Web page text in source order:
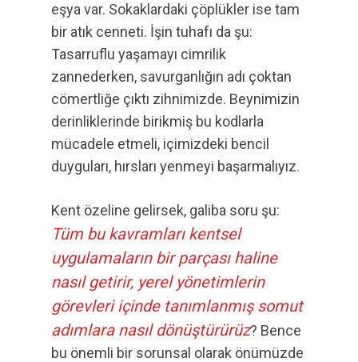
eşya var. Sokaklardaki çöplükler ise tam
bir atık cenneti. İşin tuhafı da şu:
Tasarruflu yaşamayı cimrilik
zannederken, savurganlığın adı çoktan
cömertliğe çıktı zihnimizde. Beynimizin
derinliklerinde birikmiş bu kodlarla
mücadele etmeli, içimizdeki bencil
duyguları, hırsları yenmeyi başarmalıyız.
Kent özeline gelirsek, galiba soru şu:
Tüm bu kavramları kentsel
uygulamaların bir parçası haline
nasıl getirir, yerel yönetimlerin
görevleri içinde tanımlanmış somut
adımlara nasıl dönüştürürüz? Bence
bu önemli bir sorunsal olarak önümüzde